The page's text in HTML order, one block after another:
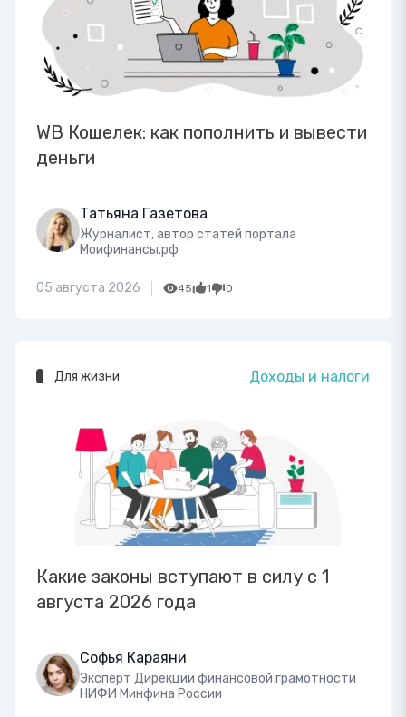
WB Кошелек: как пополнить и вывести
деньги
Татьяна Газетова
Журналист, автор статей портала
Моифинансы.рф
05 августа 2026 45 1 0
Для жизни Доходы и налоги
Какие законы вступают в силу с 1
августа 2026 года
Софья Караяни
Эксперт Дирекции финансовой грамотности
НИФИ Минфина России